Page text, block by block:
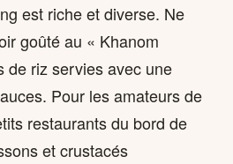
est riche et diverse. Ne
goûté au « Khanom
de riz servies avec une
Pour les amateurs de
restaurants du bord de
et crustacés